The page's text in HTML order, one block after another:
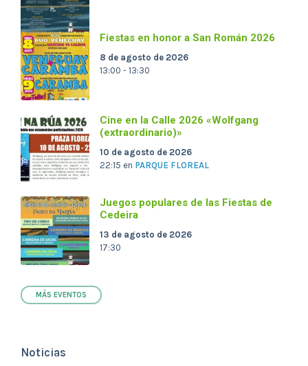
Fiestas en honor a San Román 2026
8 de agosto de 2026
13:00 - 13:30
Cine en la Calle 2026 «Wolfgang
(extraordinario)»
10 de agosto de 2026
22:15 en PARQUE FLOREAL
Juegos populares de las Fiestas de
Cedeira
13 de agosto de 2026
17:30
MÁS EVENTOS
Noticias